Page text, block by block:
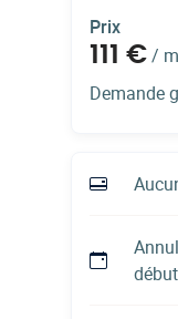
Prix
111 €/
Demande